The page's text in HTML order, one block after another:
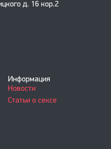
д. 16 кор.2
Информация
Новости
Статьи о сексе